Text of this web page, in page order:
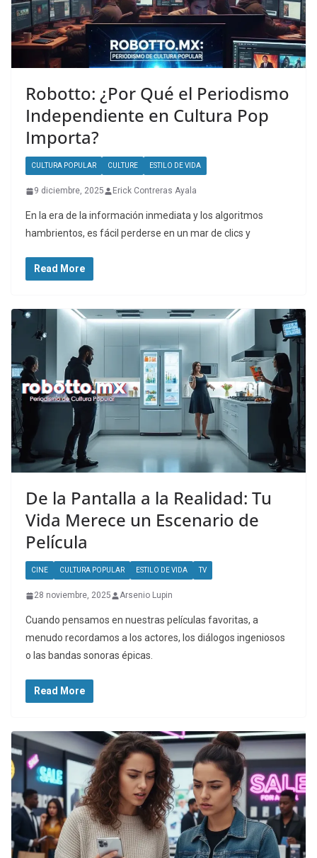
Robotto: ¿Por Qué el Periodismo
Independiente en Cultura Pop
Importa?
CULTURA POPULAR CULTURE ESTILO DE VIDA
9 diciembre, 2025 Erick Contreras Ayala
En la era de la información inmediata y los algoritmos
hambrientos, es fácil perderse en un mar de clics y
Read More
De la Pantalla a la Realidad: Tu
Vida Merece un Escenario de
Película
CINE CULTURA POPULAR ESTILO DE VIDA TV
28 noviembre, 2025 Arsenio Lupin
Cuando pensamos en nuestras películas favoritas, a
menudo recordamos a los actores, los diálogos ingeniosos
o las bandas sonoras épicas.
Read More